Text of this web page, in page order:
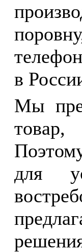
в
Мы
товар,
для